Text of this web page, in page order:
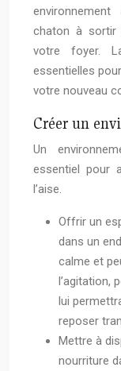
chaton à sortir
votre foyer.
essentielles
votre nouveau
Créer un
Un
essentiel pour
l’aise.
Offrir un
dans un
calme et
l’agitation,
lui
reposer
Mettre à
nourriture